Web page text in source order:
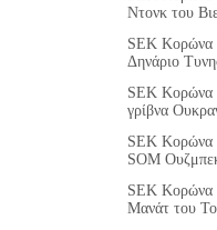
Ντονκ του
SEK Κορώνα
Δηνάριο
SEK Κορώνα
γρίβνα
SEK Κορώνα
SOM
SEK Κορώνα
Μανάτ του